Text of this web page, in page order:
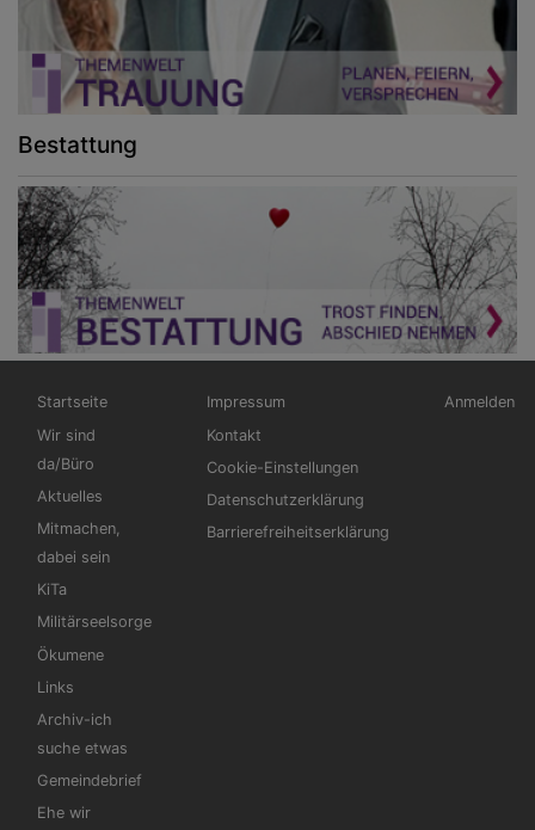
Bestattung
Hauptnavigation
Startseite
Wir sind
da/Büro
Aktuelles
Mitmachen,
dabei sein
KiTa
Militärseelsorge
Ökumene
Links
Archiv-ich
suche etwas
Gemeindebrief
Ehe wir
Fußbereichsmenü
Impressum
Kontakt
Cookie-Einstellungen
Datenschutzerklärung
Barrierefreiheitserklärung
Anmelden